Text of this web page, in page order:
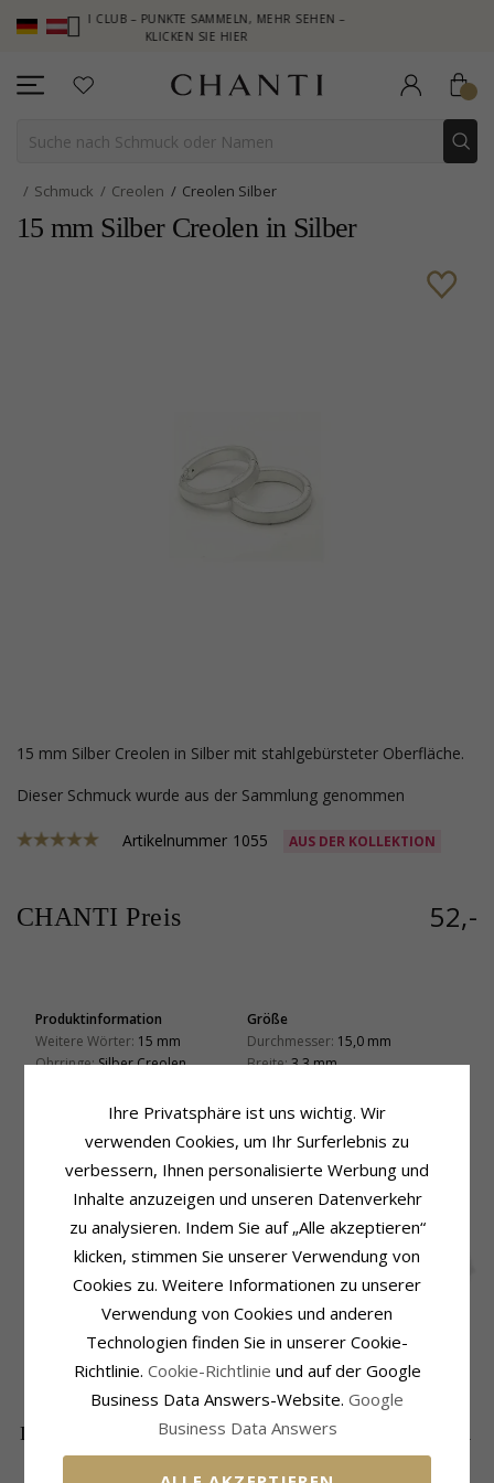
CLUB – PUNKTE SAMMELN, MEHR SEHEN –
KLICKEN SIE HIER
Schmuck Creolen Creolen Silber
15 mm Silber Creolen in Silber
15 mm Silber Creolen in Silber mit stahlgebürsteter Oberfläche.
Dieser Schmuck wurde aus der Sammlung genommen
Artikelnummer 1055 AUS DER KOLLEKTION
CHANTI Preis 52,-
Produktinformation
Weitere Wörter: 15 mm
Ohrringe:Silber Creolen
Stahlgebürsteter
Größe
Durchmesser: 15,0 mm
Breite:3,3 mm
Lieferzeit:4-5 Werktage
KUNDEN KAUFTEN AUCH
12 mm
Weihnachtsmann
Ones
CHANTI Preis 27,-
SALE 30%
Gebürsteter
strukturierter Ring
EXTRA30,-
Panzer Ring aus
Silber
CHANTI Preis
DIE BELIEBTESTEN PRODUKTE IN DER
KATEGORIE
Ihre Privatsphäre ist uns wichtig. Wir
verwenden Cookies, um Ihr Surferlebnis zu
verbessern, Ihnen personalisierte Werbung und
Inhalte anzuzeigen und unseren Datenverkehr
zu analysieren. Indem Sie auf „Alle akzeptieren“
klicken, stimmen Sie unserer Verwendung von
Cookies zu. Weitere Informationen zu unserer
Verwendung von Cookies und anderen
Technologien finden Sie in unserer Cookie-
Richtlinie. Cookie-Richtlinie und auf der Google
Business Data Answers-Website. Google
Business Data Answers